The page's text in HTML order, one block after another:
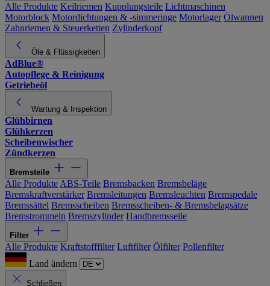
Alle Produkte Keilriemen Kupplungsteile Lichtmaschinen
Motorblock Motordichtungen & -simmeringe Motorlager Ölwannen
Zahnriemen & Steuerketten Zylinderkopf
Öle & Flüssigkeiten
AdBlue®
Autopflege & Reinigung
Getriebeöl
Wartung & Inspektion
Glühbirnen
Glühkerzen
Scheibenwischer
Zündkerzen
Bremsteile
Alle Produkte ABS-Teile Bremsbacken Bremsbeläge
Bremskraftverstärker Bremsleitungen Bremsleuchten Bremspedale
Bremssättel Bremsscheiben Bremsscheiben- & Bremsbelagsätze
Bremstrommeln Bremszylinder Handbremsseile
Filter
Alle Produkte Kraftstofffilter Luftfilter Ölfilter Pollenfilter
Land ändern
Schließen